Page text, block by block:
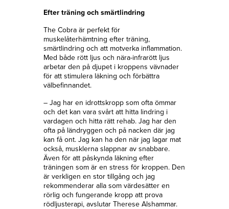
Efter träning och smärtlindring
The Cobra är perfekt för
muskelåterhämtning efter träning,
smärtlindring och att motverka inflammation.
Med både rött ljus och nära-infrarött ljus
arbetar den på djupet i kroppens vävnader
för att stimulera läkning och förbättra
välbefinnandet.
– Jag har en idrottskropp som ofta ömmar
och det kan vara svårt att hitta lindring i
vardagen och hitta rätt rehab. Jag har den
ofta på ländryggen och på nacken där jag
kan få ont. Jag kan ha den när jag lagar mat
också, musklerna slappnar av snabbare.
Även för att påskynda läkning efter
träningen som är en stress för kroppen. Den
är verkligen en stor tillgång och jag
rekommenderar alla som värdesätter en
rörlig och fungerande kropp att prova
rödljusterapi, avslutar Therese Alshammar.